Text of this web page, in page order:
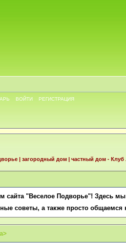
ВОЙТИ РЕГИСТРАЦИЯ
| загородный дом | частный дом - Клуб
сайта "Веселое Подворье"! Здесь
советы, а также просто